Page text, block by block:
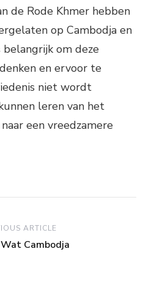
de Rode Khmer hebben
op Cambodja en
om deze
en ervoor te
niet wordt
leren van het
een vreedzamere
ARTICLE
Cambodja